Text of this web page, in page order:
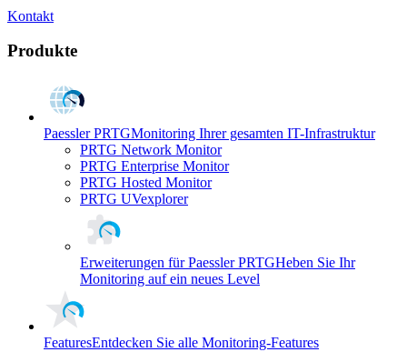
Kontakt
Produkte
Paessler PRTGMonitoring Ihrer gesamten IT-Infrastruktur
PRTG Network Monitor
PRTG Enterprise Monitor
PRTG Hosted Monitor
PRTG UVexplorer
Erweiterungen für Paessler PRTGHeben Sie Ihr
Monitoring auf ein neues Level
FeaturesEntdecken Sie alle Monitoring-Features